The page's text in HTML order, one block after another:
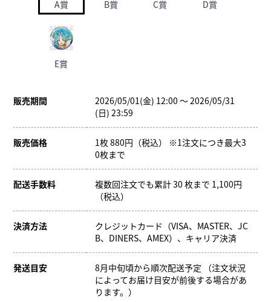
A賞 B賞 C賞 D賞
E賞
販売期間
2026/05/01(金) 12:00 ～ 2026/05/31
(日) 23:59
販売価格
1枚 880円（税込） ※1注文につき最大3
0枚まで
配送手数料
複数回注文でも累計 30 枚まで 1,100円
（税込）
決済方法
クレジットカード（VISA、MASTER、JC
B、DINERS、AMEX）、キャリア決済
発送目安
8月中旬頃から順次配送予定 （注文状況
によってお届け目安が前後する場合があ
ります。）